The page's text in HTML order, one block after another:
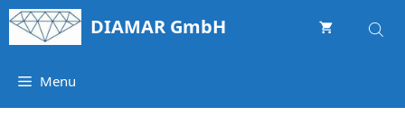
Springe
zum
DIAMAR GmbH
Menu